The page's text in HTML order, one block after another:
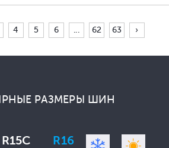
4 5 6 ... 62 63 ›
РАЗМЕРЫ ШИН
R15C
R16